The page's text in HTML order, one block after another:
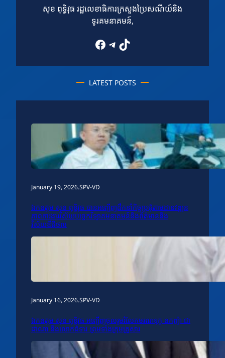
សុខ ពុទ្ធិវុធ រដ្ឋលេខាធិការក្រសួងប្រៃសណីយ៍និង
ទូរគមនាគមន៍,
Facebook Telegram TikTok
LATEST POSTS
January 19, 2026.SPV-VD
ឯកឧត្តម សុខ ពុទ្ធិវុធ បានអញ្ជើញដឹកនាំកិច្ចប្រជុំតាមដានវឌ្ឍន
ភាពការងារវិស័យបច្ចេកវិទ្យាគមនាគមន៍និងព័ត៌មាននិង
វិស័យឌីជីថល
January 16, 2026.SPV-VD
ឯកឧត្តម សុខ ពុទ្ធិវុធ អញ្ជើញចូលរួមរំលែកមរណទុក្ខ ឧកញ៉ា ជា
ដាណា និងលោកជំទាវ ព្រមទាំងក្រុមគ្រួសារ